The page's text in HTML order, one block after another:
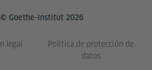
© Goethe-Institut 2026
legal
Política de protección de
datos